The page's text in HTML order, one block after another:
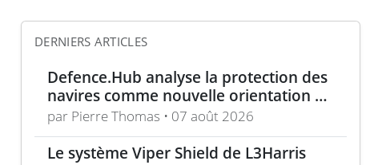
DERNIERS ARTICLES
Defence.Hub analyse la protection des
navires comme nouvelle orientation du
système MACS
par Pierre Thomas • 07 août 2026
Le système Viper Shield de L3Harris